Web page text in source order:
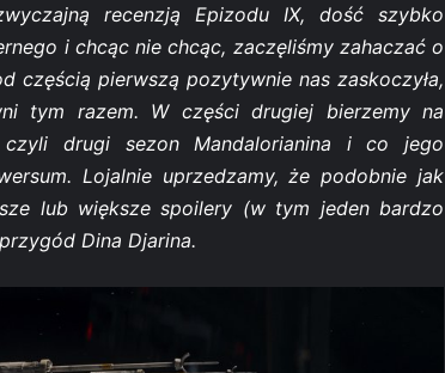
recenzją Epizodu IX, dość szybko
i chcąc nie chcąc, zaczęliśmy zahaczać o
częścią pierwszą pozytywnie nas zaskoczyła,
tym razem. W części drugiej bierzemy na
czyli drugi sezon Mandalorianina i co jego
Lojalnie uprzedzamy, że podobnie jak
lub większe spoilery (w tym jeden bardzo
Dina Djarina.